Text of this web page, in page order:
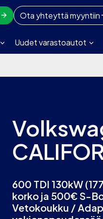
Ota yhteyttä myyntiin
Uudet varastoautot
600 TDI 130kW
korko ja 500€ S-
Vetokoukku /